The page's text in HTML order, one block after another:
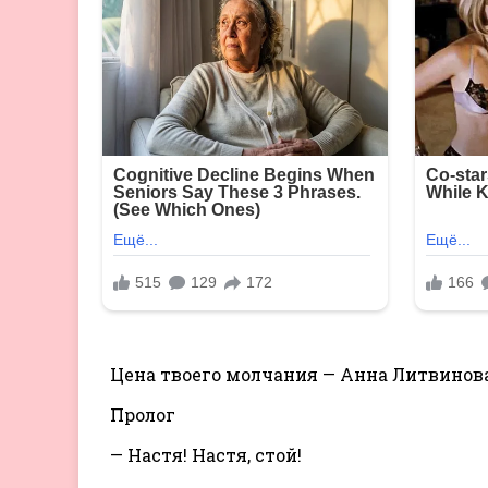
Цена твоего молчания — Анна
Пролог
— Настя! Настя, стой!